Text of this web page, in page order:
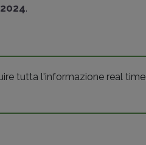
.
tutta l'informazione real time,